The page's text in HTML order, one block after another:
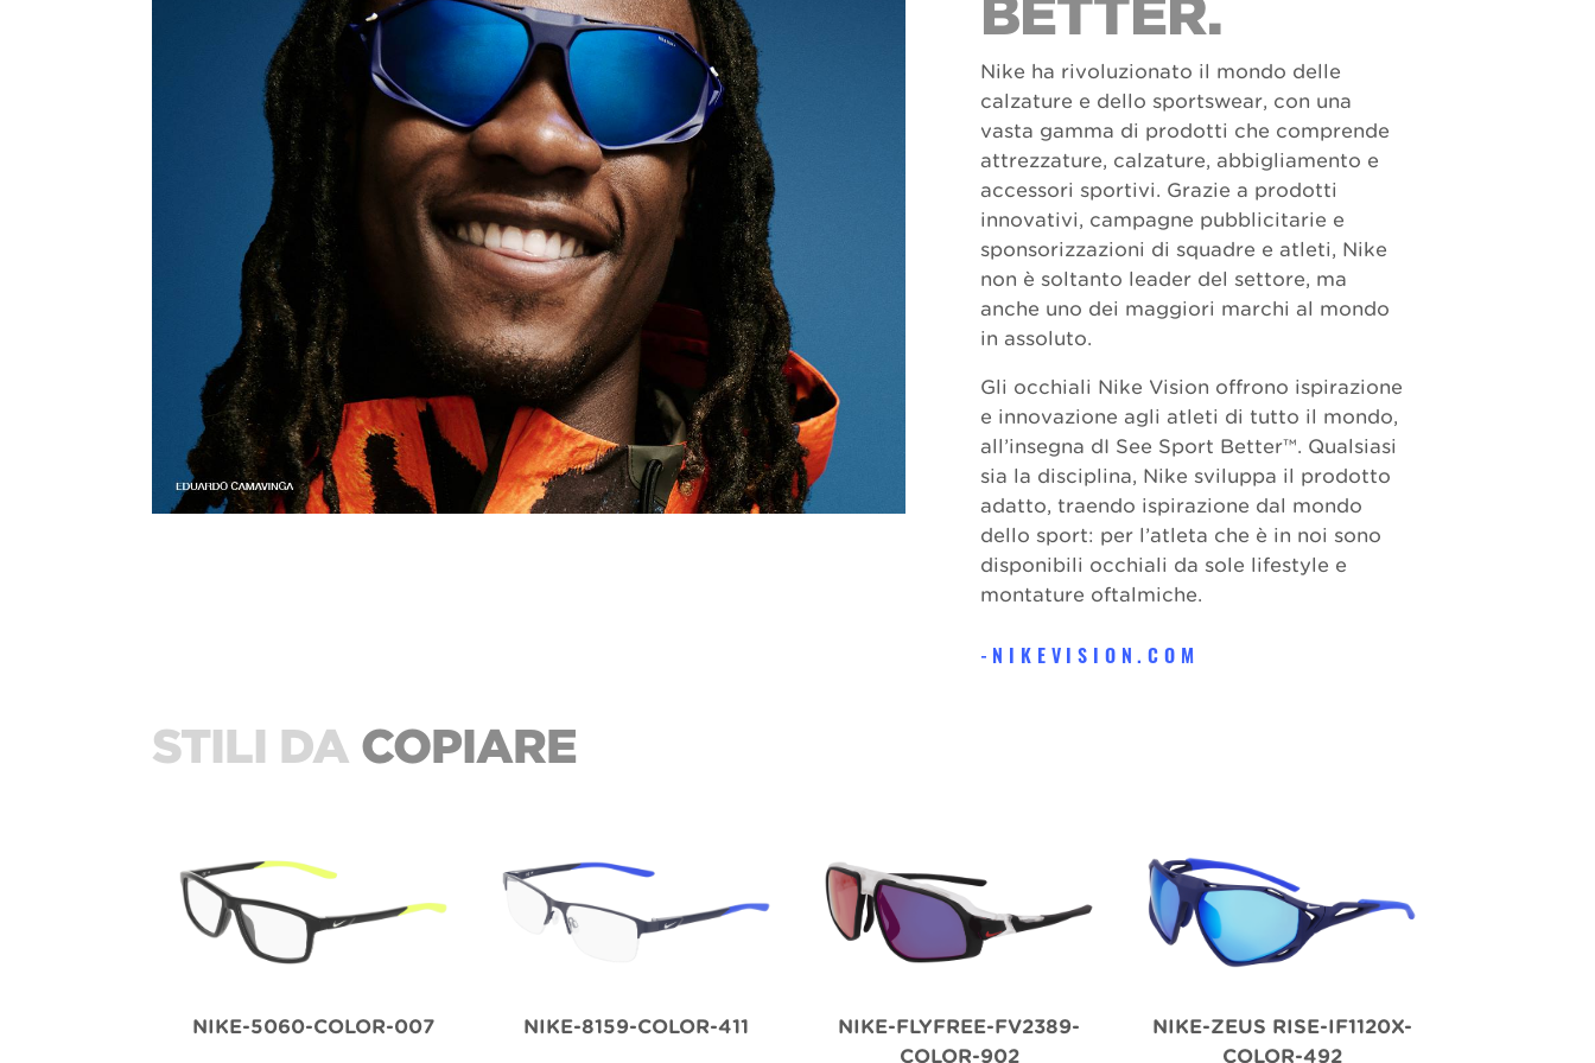
BETTER.
Nike ha rivoluzionato il mondo delle
calzature e dello sportswear, con una
vasta gamma di prodotti che comprende
attrezzature, calzature, abbigliamento e
accessori sportivi. Grazie a prodotti
innovativi, campagne pubblicitarie e
sponsorizzazioni di squadre e atleti, Nike
non è soltanto leader del settore, ma
anche uno dei maggiori marchi al mondo
in assoluto.
Gli occhiali Nike Vision offrono ispirazione
e innovazione agli atleti di tutto il mondo,
all’insegna dI See Sport Better™. Qualsiasi
sia la disciplina, Nike sviluppa il prodotto
adatto, traendo ispirazione dal mondo
dello sport: per l’atleta che è in noi sono
disponibili occhiali da sole lifestyle e
montature oftalmiche.
NIKEVISION.COM
STILI DA COPIARE
NIKE-5060-COLOR-007 NIKE-8159-COLOR-411
NIKE-FLYFREE-FV2389-
COLOR-902
NIKE-ZEUS RISE-IF1120X-
COLOR-492